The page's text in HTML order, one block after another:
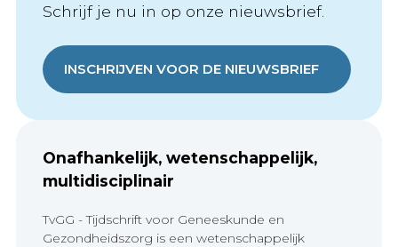
Schrijf je nu in op onze nieuwsbrief.
INSCHRIJVEN VOOR DE NIEUWSBRIEF
Onafhankelijk, wetenschappelijk,
multidisciplinair
TvGG - Tijdschrift voor Geneeskunde en
Gezondheidszorg is een wetenschappelijk